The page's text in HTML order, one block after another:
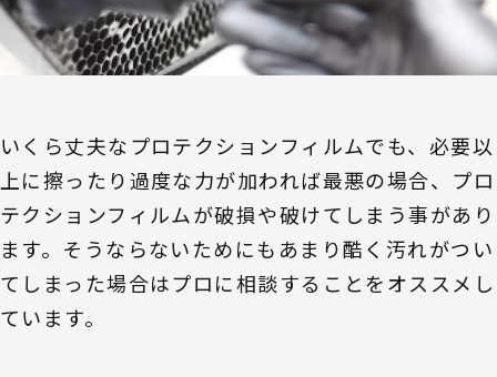
いくら丈夫なプロテクションフィルムでも、必要以
上に擦ったり過度な力が加われば最悪の場合、プロ
テクションフィルムが破損や破けてしまう事があり
ます。そうならないためにもあまり酷く汚れがつい
てしまった場合はプロに相談することをオススメし
ています。